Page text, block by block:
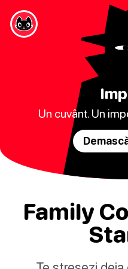
Un cuvânt. Un
Family